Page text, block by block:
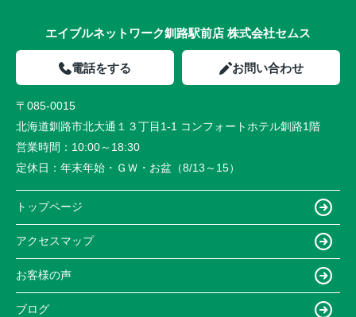
エイブルネットワーク釧路駅前店 株式会社セムス
電話をする お問い合わせ
〒085-0015
北海道釧路市北大通１３丁目1-1 コンフォートホテル釧路1階
営業時間： 10:00～18:30
定休日： 年末年始・ＧＷ・お盆（8/13～15）
トップページ
アクセスマップ
お客様の声
ブログ